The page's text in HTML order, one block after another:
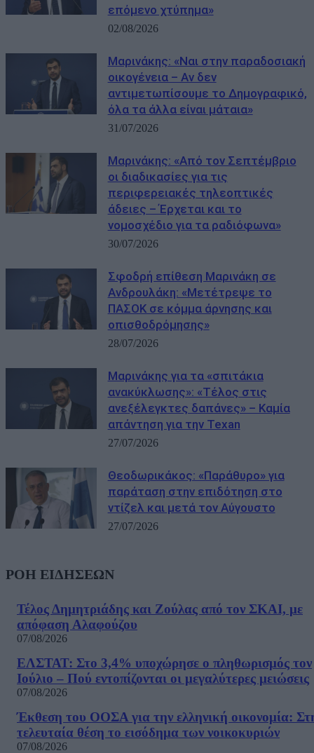
επόμενο χτύπημα»
02/08/2026
Μαρινάκης: «Ναι στην παραδοσιακή
οικογένεια – Αν δεν
αντιμετωπίσουμε το Δημογραφικό,
όλα τα άλλα είναι μάταια»
31/07/2026
Μαρινάκης: «Από τον Σεπτέμβριο
οι διαδικασίες για τις
περιφερειακές τηλεοπτικές
άδειες – Έρχεται και το
νομοσχέδιο για τα ραδιόφωνα»
30/07/2026
Σφοδρή επίθεση Μαρινάκη σε
Ανδρουλάκη: «Μετέτρεψε το
ΠΑΣΟΚ σε κόμμα άρνησης και
οπισθοδρόμησης»
28/07/2026
Μαρινάκης για τα «σπιτάκια
ανακύκλωσης»: «Τέλος στις
ανεξέλεγκτες δαπάνες» – Καμία
απάντηση για την Texan
27/07/2026
Θεοδωρικάκος: «Παράθυρο» για
παράταση στην επιδότηση στο
ντίζελ και μετά τον Αύγουστο
27/07/2026
ΡΟΗ ΕΙΔΗΣΕΩΝ
Τέλος Δημητριάδης και Ζούλας από τον ΣΚΑΙ, με
απόφαση Αλαφούζου
07/08/2026
ΕΛΣΤΑΤ: Στο 3,4% υποχώρησε ο πληθωρισμός τον
Ιούλιο – Πού εντοπίζονται οι μεγαλύτερες μειώσεις
07/08/2026
Έκθεση του ΟΟΣΑ για την ελληνική οικονομία:
τελευταία θέση το εισόδημα των νοικοκυριών
07/08/2026